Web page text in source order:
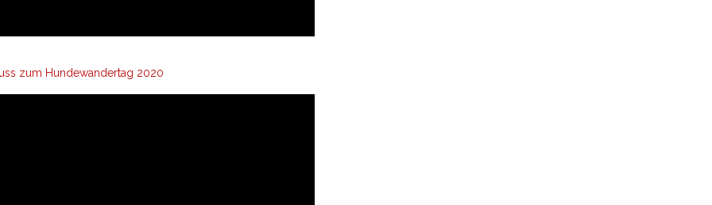
zum Hundewandertag 2020